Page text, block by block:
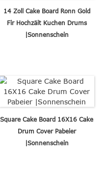
14 Zoll Cake Board Ronn Gold
Fir Hochzäit Kuchen Drums
|Sonnenschein
Square Cake Board 16X16 Cake
Drum Cover Pabeier
|Sonnenschein